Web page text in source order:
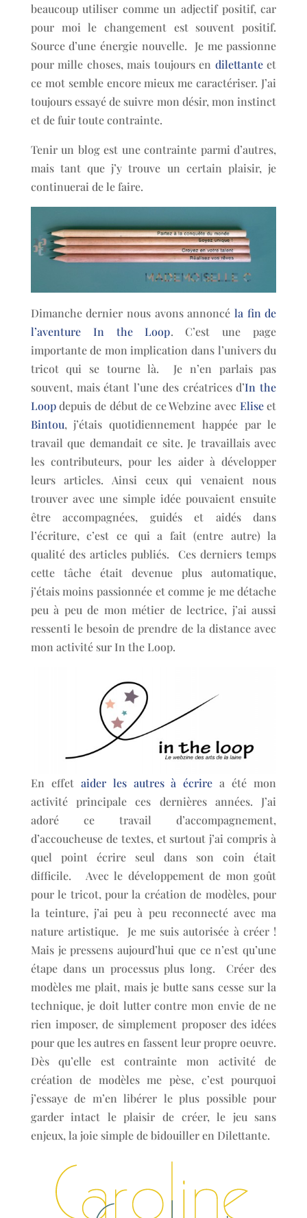
beaucoup utiliser comme un adjectif positif, car
pour moi le changement est souvent positif.
Source d’une énergie nouvelle. Je me passionne
pour mille choses, mais toujours en dilettanteet
ce mot semble encore mieux me caractériser. J’ai
toujours essayé de suivre mon désir, mon instinct
et de fuir toute contrainte.
Tenir un blog est une contrainte parmi d’autres,
mais tant que j’y trouve un certain plaisir, je
continuerai de le faire.
Dimanche dernier nous avons annoncé la fin de
l’aventure In the Loop. C’est une page
importante de mon implication dans l’univers du
tricot qui se tourne là. Je n’en parlais pas
souvent, mais étant l’une des créatrices d’In the
Loopdepuis de début de ce Webzine avec Eliseet
Bintou, j’étais quotidiennement happée par le
travail que demandait ce site. Je travaillais avec
les contributeurs, pour les aider à développer
leurs articles. Ainsi ceux qui venaient nous
trouver avec une simple idée pouvaient ensuite
être accompagnées, guidés et aidés dans
l’écriture, c’est ce qui a fait (entre autre) la
qualité des articles publiés. Ces derniers temps
cette tâche était devenue plus automatique,
j’étais moins passionnée et comme je me détache
peu à peu de mon métier de lectrice, j’ai aussi
ressenti le besoin de prendre de la distance avec
mon activité sur In the Loop.
En effet aider les autres à écrire a été mon
activité principale ces dernières années. J’ai
adoré ce travail d’accompagnement,
d’accoucheuse de textes, et surtout j’ai compris à
quel point écrire seul dans son coin était
difficile. Avec le développement de mon goût
pour le tricot, pour la création de modèles, pour
la teinture, j’ai peu à peu reconnecté avec ma
nature artistique. Je me suis autorisée à créer !
Mais je pressens aujourd’hui que ce n’est qu’une
étape dans un processus plus long. Créer des
modèles me plait, mais je butte sans cesse sur la
technique, je doit lutter contre mon envie de ne
rien imposer, de simplement proposer des idées
pour que les autres en fassent leur propre oeuvre.
Dès qu’elle est contrainte mon activité de
création de modèles me pèse, c’est pourquoi
j’essaye de m’en libérer le plus possible pour
garder intact le plaisir de créer, le jeu sans
enjeux, la joie simple de bidouiller en Dilettante.